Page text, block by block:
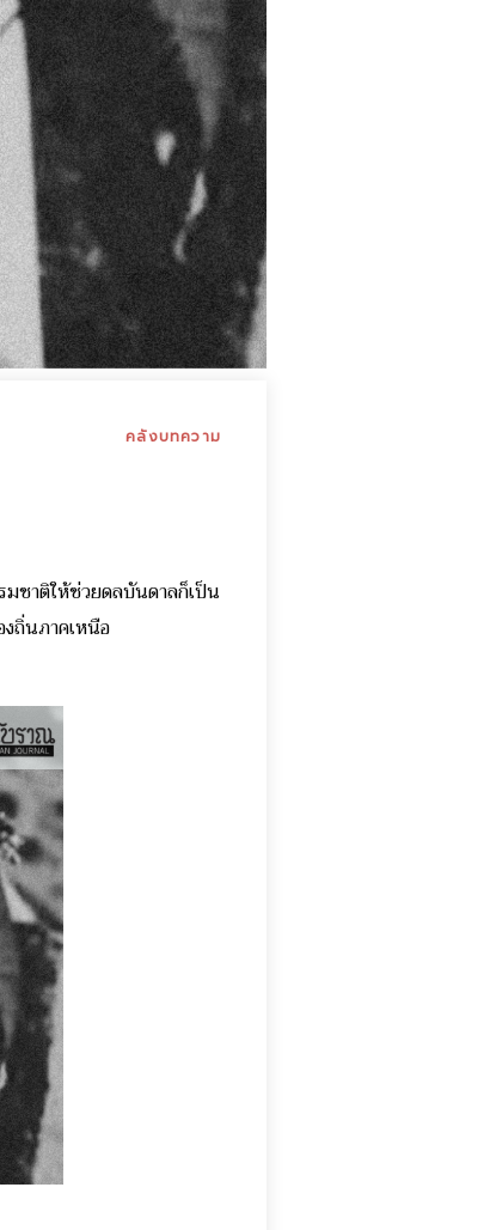
คลังบทความ
ชาติให้ช่วยดลบันดาลก็เป็น
ถิ่นภาคเหนือ